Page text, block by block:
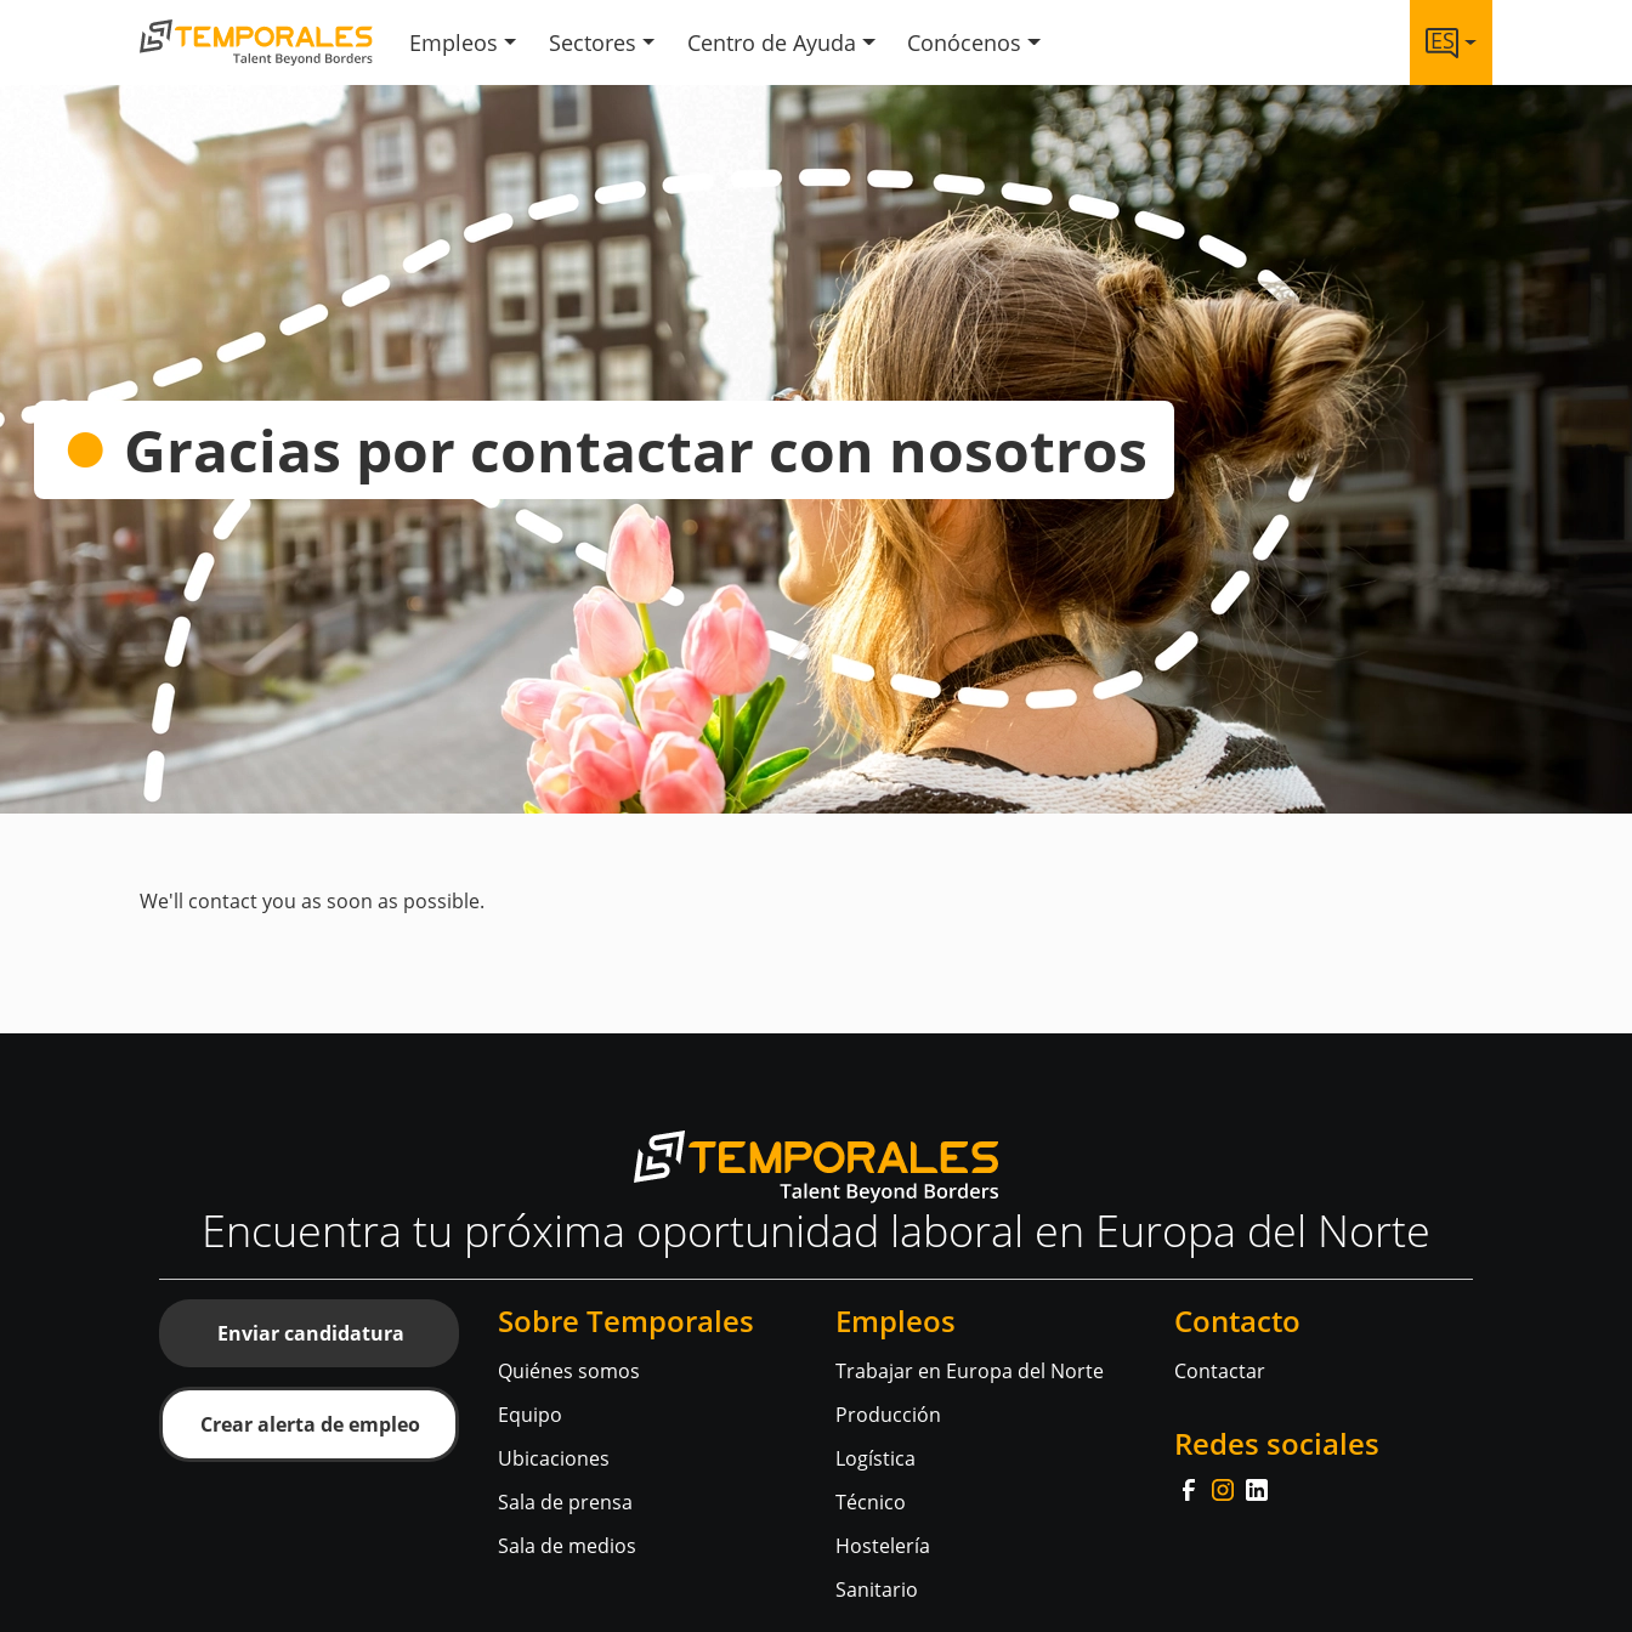
Empleos Sectores Centro de Ayuda Conócenos ES
● Gracias por contactar con nosotros
We'll contact you as soon as possible.
Encuentra tu próxima oportunidad laboral en Europa del Norte
Enviar candidatura
Crear alerta de empleo
Sobre Temporales
Quiénes somos
Equipo
Ubicaciones
Sala de prensa
Sala de medios
Empleos
Trabajar en Europa del Norte
Producción
Logística
Técnico
Hostelería
Sanitario
Contacto
Contactar
Redes sociales